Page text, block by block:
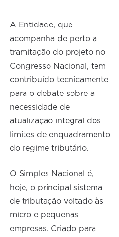
A Entidade, que
acompanha de perto a
tramitação do projeto no
Congresso Nacional, tem
contribuído tecnicamente
para o debate sobre a
necessidade de
atualização integral dos
limites de enquadramento
do regime tributário.
O Simples Nacional é,
hoje, o principal sistema
de tributação voltado às
micro e pequenas
empresas. Criado para